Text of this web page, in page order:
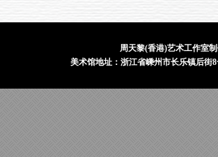
周天黎(香港)艺术工作室
美术馆地址：浙江省嵊州市长乐镇后街